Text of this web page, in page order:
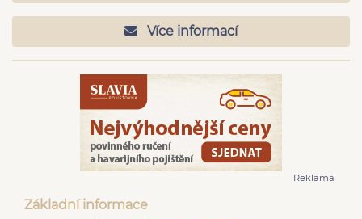
Více informací
Reklama
Základní informace